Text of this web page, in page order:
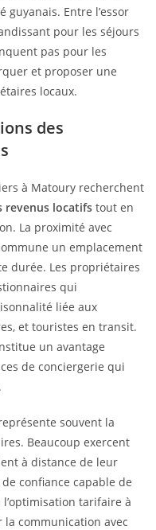
guyanais. Entre l’essor
pour les séjours
pas pour les
et proposer une
locaux.
des
à Matoury recherchent
revenus locatifs tout en
La proximité avec
un emplacement
durée. Les propriétaires
qui
liée aux
et touristes en transit.
un avantage
de conciergerie qui
souvent la
Beaucoup exercent
à distance de leur
confiance capable de
tarifaire à
la communication avec